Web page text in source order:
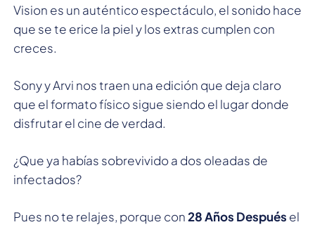
Vision es un auténtico espectáculo, el sonido hace
que se te erice la piel y los extras cumplen con
creces.
Sony y Arvi nos traen una edición que deja claro
que el formato físico sigue siendo el lugar donde
disfrutar el cine de verdad.
¿Que ya habías sobrevivido a dos oleadas de
infectados?
Pues no te relajes, porque con28 Años Después el